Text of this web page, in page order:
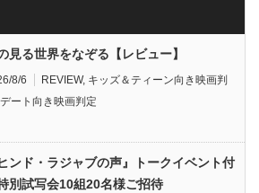
見る世界をなぞる【レビュー】
8/6 REVIEW, キッズ＆ティーン向き映画判
デート向き映画判定
ヒンド・ラジャブの声』トークイベント付
別試写会10組20名様ご招待